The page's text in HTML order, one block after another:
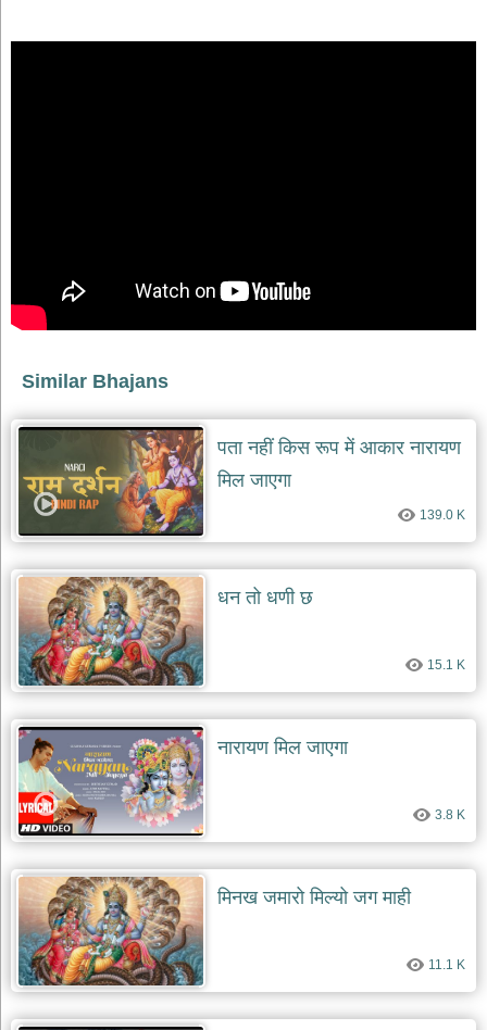
विष्णु
भक्ति
bhajans
खाटू
श्याम
khatu
shaym
bhajans
रानी
सती
दादी
भजन
rani
sati
dadi
bhajans
बावा
लाल
दयाल
भजन
bawa
lal
dayal
bhajans
शनि
देव
भजन
shani
dev
bhajans
Similar Bhajans
पता नहीं किस रूप में आकार नारायण
मिल जाएगा
139.0 K
धन तो धणी छ
15.1 K
नारायण मिल जाएगा
3.8 K
मिनख जमारो मिल्यो जग माही
11.1 K